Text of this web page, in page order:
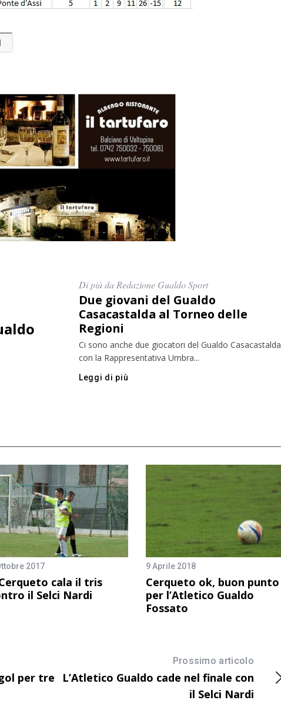
Di più da Redazione Gualdo Sport
Due giovani del Gualdo
Casacastalda al Torneo delle
Regioni
Ci sono anche due giocatori del Gualdo Casacastalda
con la Rappresentativa Umbra...
Leggi di più
2017
cala il tris
il Selci Nardi
9 Aprile 2018
Cerqueto ok, buon punto
per l’Atletico Gualdo
Fossato
per tre
Prossimo articolo
L’Atletico Gualdo cade nel finale con
il Selci Nardi